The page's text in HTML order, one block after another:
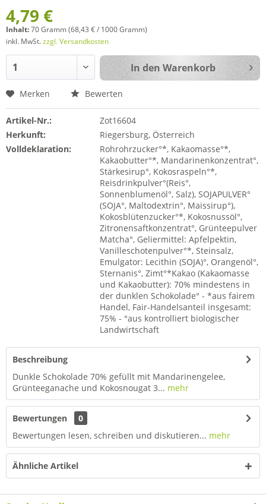
4,79 €
Inhalt:70 Gramm (68,43 € / 1000 Gramm)
inkl. MwSt.zzgl. Versandkosten
In den Warenkorb
Merken Bewerten
Artikel-Nr.:
Zot16604
Herkunft:
Riegersburg, Österreich
Volldeklaration:
Rohrohrzucker°*, Kakaomasse°*,
Kakaobutter°*, Mandarinenkonzentrat°,
Stärkesirup°, Kokosraspeln°*,
Reisdrinkpulver°(Reis°,
Sonnenblumenöl°, Salz), SOJAPULVER°
(SOJA°, Maltodextrin°, Maissirup°),
Kokosblütenzucker°*, Kokosnussöl°,
Zitronensaftkonzentrat°, Grünteepulver
Matcha°, Geliermittel: Apfelpektin,
Vanilleschotenpulver°*, Steinsalz,
Emulgator: Lecithin (SOJA)°, Orangenöl°,
Sternanis°, Zimt°*Kakao (Kakaomasse
und Kakaobutter): 70% mindestens in
der dunklen Schokolade° - *aus fairem
Handel, Fair-Handelsanteil insgesamt:
75% - °aus kontrolliert biologischer
Landwirtschaft
Beschreibung
Dunkle Schokolade 70% gefüllt mit Mandarinengelee,
Grünteeganache und Kokosnougat 3... mehr
Bewertungen
0
Bewertungen lesen, schreiben und diskutieren... mehr
Ähnliche Artikel